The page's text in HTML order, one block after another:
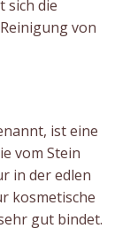
sich die
von
ist eine
vom Stein
in der edlen
kosmetische
gut bindet.